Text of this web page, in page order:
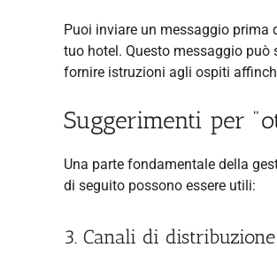
Puoi inviare un messaggio prima
tuo hotel. Questo messaggio
fornire istruzioni agli ospiti
Suggerimenti per
Una parte fondamentale della
di seguito possono essere utili:
3. Canali di